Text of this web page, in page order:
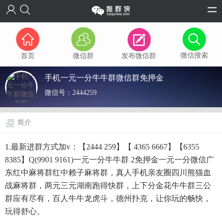
首页 微信群 发布微信群 微信搜索
手机一元一分牛牛群微信群免押金
微信号： 2444259
简介
1.最新进群方式加v：【2444 259】【 4365 6667】【6355
8385】Q(9901 9161)一元一分牛牛群 2免押金一元一分微信广
东红中麻将群红中赖子麻将群，真人手机亲友圈四川熊猫血
战麻将群，两元三元湖南跑得快群，上下分金花牛牛群三公
群应有尽有，百人牛牛龙虎斗，德州扑克，让你玩的畅快，
玩得舒心。